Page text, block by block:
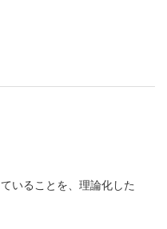
いることを、理論化した